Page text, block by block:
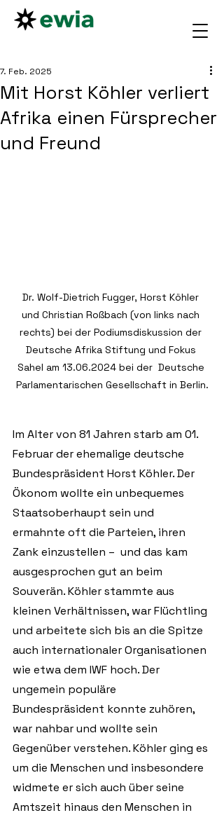
Mit Horst Köhler verliert
Afrika einen Fürsprecher
und Freund
7. Feb. 2025
Dr. Wolf-Dietrich Fugger, Horst Köhler
und Christian Roßbach (von links nach
rechts) bei der Podiumsdiskussion der
Deutsche Afrika Stiftung und Fokus
Sahel am 13.06.2024 bei der  Deutsche
Parlamentarischen Gesellschaft in Berlin.
Im Alter von 81 Jahren starb am 01.
Februar der ehemalige deutsche
Bundespräsident Horst Köhler. Der
Ökonom wollte ein unbequemes
Staatsoberhaupt sein und
ermahnte oft die Parteien, ihren
Zank einzustellen –  und das kam
ausgesprochen gut an beim
Souverän. Köhler stammte aus
kleinen Verhältnissen, war Flüchtling
und arbeitete sich bis an die Spitze
auch internationaler Organisationen
wie etwa dem IWF hoch. Der
ungemein populäre
Bundespräsident konnte zuhören,
war nahbar und wollte sein
Gegenüber verstehen. Köhler ging es
um die Menschen und insbesondere
widmete er sich auch über seine
Amtszeit hinaus den Menschen in